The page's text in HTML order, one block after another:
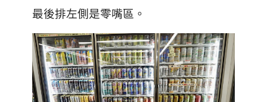
最後排左側是零嘴區。